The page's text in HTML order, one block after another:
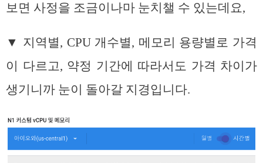
보면 사정을 조금이나마 눈치챌 수 있는데요,
▼ 지역별, CPU 개수별, 메모리 용량별로 가격
이 다르고, 약정 기간에 따라서도 가격 차이가
생기니까 눈이 돌아갈 지경입니다.